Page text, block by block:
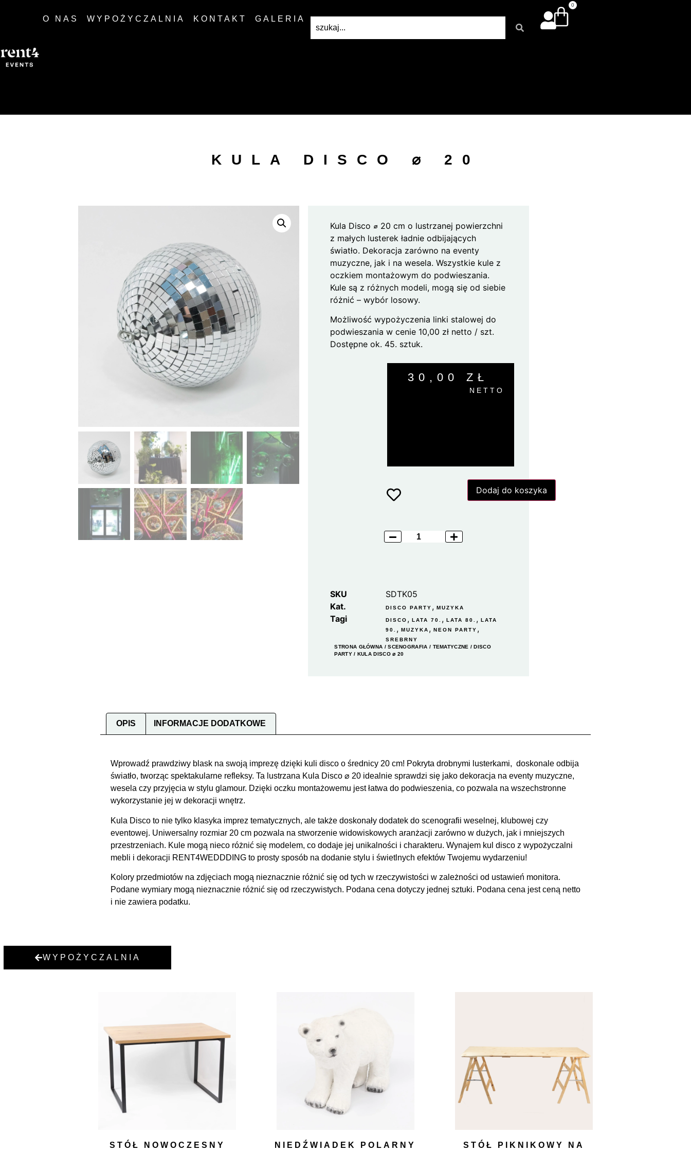
O NAS WYPOŻYCZALNIA KONTAKT GALERIA
0
KULA DISCO ⌀ 20
Kula Disco ⌀20 cm o lustrzanej powierzchni
z małych lusterek ładnie odbijających
światło. Dekoracja zarówno na eventy
muzyczne, jak i na wesela. Wszystkie kule z
oczkiem montażowym do podwieszania.
Kule są z różnych modeli, mogą się od siebie
różnić – wybór losowy.
Możliwość wypożyczenia linki stalowej do
podwieszania w cenie 10,00 zł netto / szt.
Dostępne ok. 45. sztuk.
30,00 ZŁ
NETTO
Dodaj do koszyka
SKU
SDTK05
Kat.
DISCO PARTY , MUZYKA
Tagi DISCO , LATA 70. , LATA 80. , LATA
90.
, MUZYKA , NEON PARTY ,
SREBRNY
STRONA GŁÓWNA /SCENOGRAFIA / TEMATYCZNE /DISCO
PARTY/ KULA DISCO ⌀ 20
OPIS INFORMACJE DODATKOWE
Wprowadź prawdziwy blask na swoją imprezę dzięki kuli disco o średnicy 20 cm! Pokryta drobnymi lusterkami, doskonale odbija
światło, tworząc spektakularne refleksy. Ta lustrzana Kula Disco ⌀ 20 idealnie sprawdzi się jako dekoracja na eventy muzyczne,
wesela czy przyjęcia w stylu glamour. Dzięki oczku montażowemu jest łatwa do podwieszenia, co pozwala na wszechstronne
wykorzystanie jej w dekoracji wnętrz.
Kula Disco to nie tylko klasyka imprez tematycznych, ale także doskonały dodatek do scenografii weselnej, klubowej czy
eventowej. Uniwersalny rozmiar 20 cm pozwala na stworzenie widowiskowych aranżacji zarówno w dużych, jak i mniejszych
przestrzeniach. Kule mogą nieco różnić się modelem, co dodaje jej unikalności i charakteru. Wynajem kul disco z wypożyczalni
mebli i dekoracji RENT4WEDDDING to prosty sposób na dodanie stylu i świetlnych efektów Twojemu wydarzeniu!
Kolory przedmiotów na zdjęciach mogą nieznacznie różnić się od tych w rzeczywistości w zależności od ustawień monitora.
Podane wymiary mogą nieznacznie różnić się od rzeczywistych. Podana cena dotyczy jednej sztuki. Podana cena jest ceną netto
i nie zawiera podatku.
WYPOŻYCZALNIA
STÓŁ NOWOCZESNY
NIEDŹWIADEK POLARNY
STÓŁ PIKNIKOWY NA